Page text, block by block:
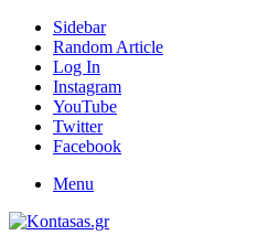
Sidebar
Random Article
Log In
Instagram
YouTube
Twitter
Facebook
Menu